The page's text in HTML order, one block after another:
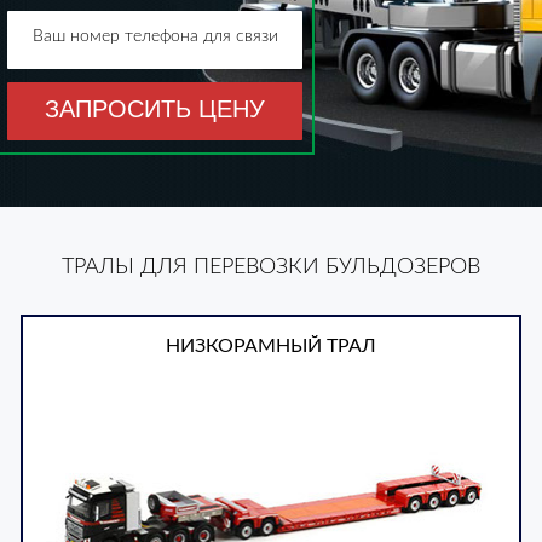
ЗАПРОСИТЬ ЦЕНУ
Ваш номер телефона для связи
ТРАЛЫ ДЛЯ ПЕРЕВОЗКИ БУЛЬДОЗЕРОВ
НИЗКОРАМНЫЙ ТРАЛ